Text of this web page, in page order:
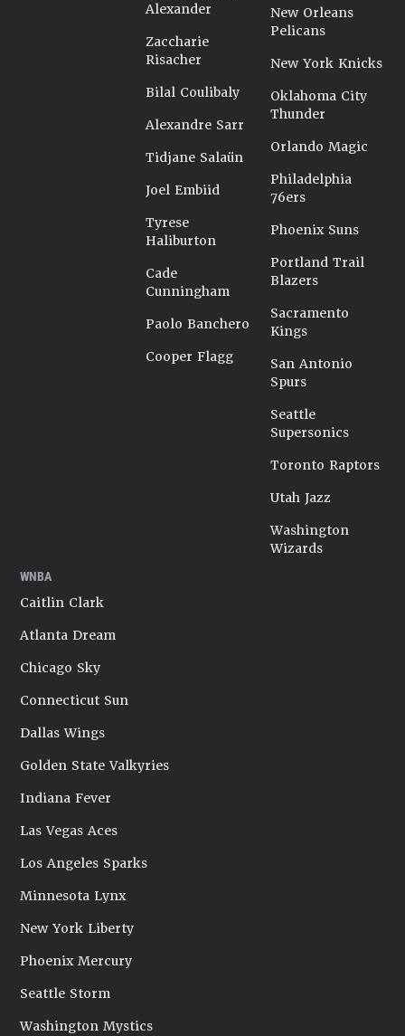
Alexander
Zaccharie
Risacher
Bilal Coulibaly
Alexandre Sarr
Tidjane Salaün
Joel Embiid
Tyrese
Haliburton
Cade
Cunningham
Paolo Banchero
Cooper Flagg
New Orleans
Pelicans
New York Knicks
Oklahoma City
Thunder
Orlando Magic
Philadelphia
76ers
Phoenix Suns
Portland Trail
Blazers
Sacramento
Kings
San Antonio
Spurs
Seattle
Supersonics
Toronto Raptors
Utah Jazz
Washington
Wizards
WNBA
Caitlin Clark
Atlanta Dream
Chicago Sky
Connecticut Sun
Dallas Wings
Golden State Valkyries
Indiana Fever
Las Vegas Aces
Los Angeles Sparks
Minnesota Lynx
New York Liberty
Phoenix Mercury
Seattle Storm
Washington Mystics